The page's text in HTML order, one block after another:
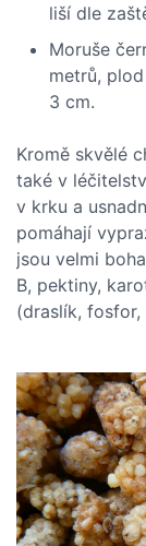
liší dle
Moruše
metrů,
3 cm.
Kromě skvělé
také v
v krku a
pomáhají
jsou velmi
B, pektiny,
(draslík,